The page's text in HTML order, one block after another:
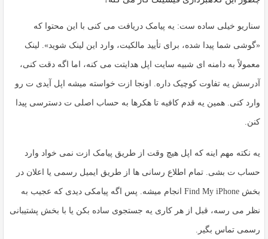
سناریو خیلی ساده ست: یه پیامک دریافت می کنی با این محتوا که
«گوشی شما پیدا شده، برای تأیید مالکیت، وارد این لینک شوید». لینک
معمولاً به دامنه ای شبیه سایت اپل هدایتت می کنه، اما اگه دقت کنی،
آدرسش یه تفاوت کوچیک داره. اونجا ازت خواسته میشه اپل آیدی ت رو
وارد کنی. همین یه قدم کافیه تا هکرها به حساب اصلی ت دسترسی پیدا
کنن.
یه نکته مهم اینه که اپل هیچ وقت از طریق پیامک ازت نمی خواد وارد
حساب ت بشی. تمام اطلاع رسانی ها از طریق ایمیل رسمی یا اعلان در
بخش Find My iPhone انجام میشه. پس اگه پیامکی دیدی که عجیب به
نظر می رسه، قبل از هر کاری یه جستجوی ساده بکن یا با بخش پشتیبانی
رسمی تماس بگیر.